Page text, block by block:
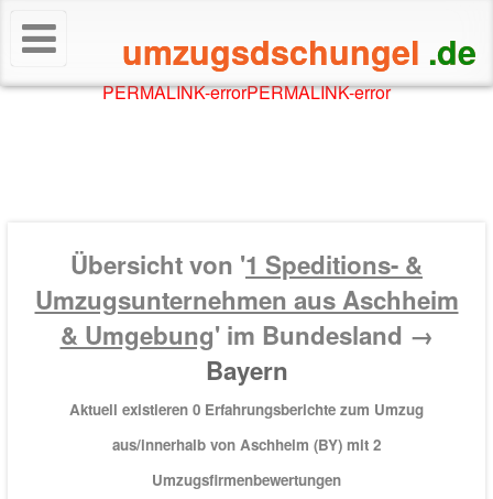
umzugsdschungel .de
PERMALINK-errorPERMALINK-error
Übersicht von '1 Speditions- &
Umzugsunternehmen aus Aschheim
& Umgebung' im Bundesland →
Bayern
Aktuell existieren 0 Erfahrungsberichte zum Umzug
aus/innerhalb von Aschheim (BY) mit 2
Umzugsfirmenbewertungen